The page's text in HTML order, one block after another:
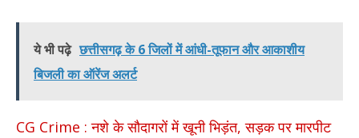
ये भी पढ़े छत्तीसगढ़ के 6 जिलों में आंधी-तूफान और आकाशीय
बिजली का ऑरेंज अलर्ट
CG Crime : नशे के सौदागरों में खूनी भिड़ंत, सड़क पर मारपीट